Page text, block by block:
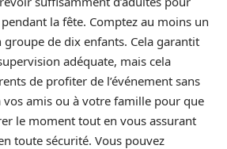
la fête. Comptez au moins un
de dix enfants. Cela garantit
adéquate, mais cela
de profiter de l’événement sans
vos amis ou à votre famille pour que
le moment tout en vous assurant
toute sécurité. Vous pouvez